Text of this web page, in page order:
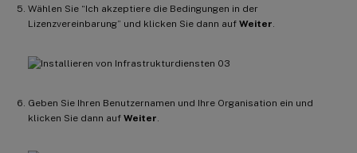
Wählen Sie “Ich akzeptiere die Bedingungen in der
Lizenzvereinbarung” und klicken Sie dann auf Weiter
Geben Sie Ihren Benutzernamen und Ihre Organisation ein und
klicken Sie dann auf Weiter